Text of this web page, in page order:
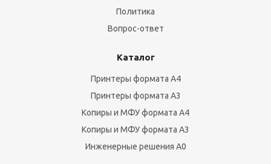
Политика
Вопрос-ответ
Каталог
Принтеры формата А4
Принтеры формата А3
Копиры и МФУ формата А4
Копиры и МФУ формата А3
Инженерные решения А0